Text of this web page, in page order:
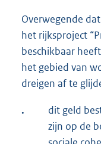
Overwegende
het rijksproject
beschikbaar
het gebied van
dreigen af te
.
dit geld
zijn op de